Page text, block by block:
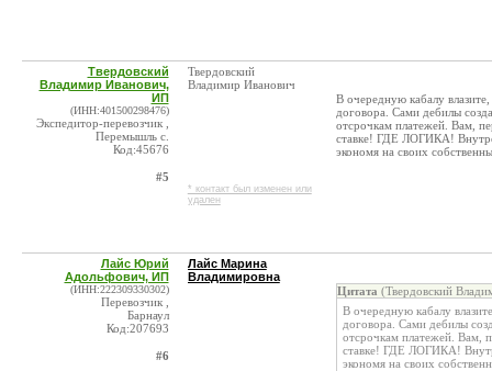
Твердовский
Владимир Иванович,
ИП
(ИНН:401500298476)
Экспедитор-перевозчик ,
Перемышль с.
Код:45676
#5
Твердовский
Владимир Иванович
* контакт был изменен или
удален
В очередную кабалу влазите,
договора. Сами дебилы
отсрочкам платежей. Вам,
ставке! ГДЕ ЛОГИКА!
экономя на своих
Лайс Юрий
Адольфович, ИП
(ИНН:222309330302)
Перевозчик ,
Барнаул
Код:207693
#6
Лайс Марина
Владимировна
Цитата (Твердовский
В очередную кабалу
договора. Сами дебилы
отсрочкам платежей. Вам,
ставке! ГДЕ ЛОГИКА!
экономя на своих